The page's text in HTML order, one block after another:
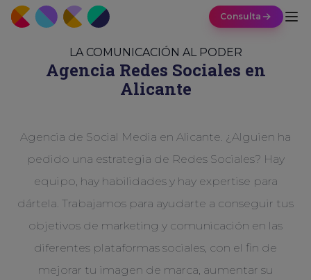
Consulta
LA COMUNICACIÓN AL PODER
Agencia Redes Sociales en
Alicante
Agencia de Social Media en Alicante. ¿Alguien ha
pedido una estrategia de Redes Sociales? Hay
equipo, hay habilidades y hay expertise para
dártela. Trabajamos para ayudarte a conseguir tus
objetivos de marketing y comunicación en las
diferentes plataformas sociales, con el fin de
mejorar tu imagen de marca, aumentar su